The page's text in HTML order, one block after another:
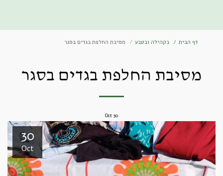
דף הבית בקהילה ובטבע מסיבת החלפת בגדים בסגר
מסיבת החלפת בגדים בסגר
Oct
30
Oct